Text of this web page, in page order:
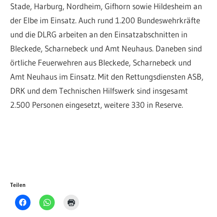
Stade, Harburg, Nordheim, Gifhorn sowie Hildesheim an
der Elbe im Einsatz. Auch rund 1.200 Bundeswehrkräfte
und die DLRG arbeiten an den Einsatzabschnitten in
Bleckede, Scharnebeck und Amt Neuhaus. Daneben sind
örtliche Feuerwehren aus Bleckede, Scharnebeck und
Amt Neuhaus im Einsatz. Mit den Rettungsdiensten ASB,
DRK und dem Technischen Hilfswerk sind insgesamt
2.500 Personen eingesetzt, weitere 330 in Reserve.
Teilen